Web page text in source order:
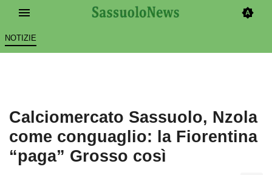
NOTIZIE
Calciomercato Sassuolo, Nzola
come conguaglio: la Fiorentina
“paga” Grosso così